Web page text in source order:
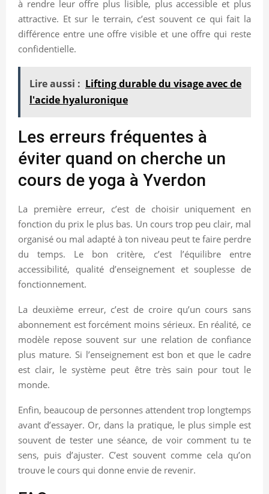
à rendre leur offre plus lisible, plus accessible et plus
attractive. Et sur le terrain, c’est souvent ce qui fait la
différence entre une offre visible et une offre qui reste
confidentielle.
Lire aussi : Lifting durable du visage avec de
l'acide hyaluronique
Les erreurs fréquentes à
éviter quand on cherche un
cours de yoga à Yverdon
La première erreur, c’est de choisir uniquement en
fonction du prix le plus bas. Un cours trop peu clair, mal
organisé ou mal adapté à ton niveau peut te faire perdre
du temps. Le bon critère, c’est l’équilibre entre
accessibilité, qualité d’enseignement et souplesse de
fonctionnement.
La deuxième erreur, c’est de croire qu’un cours sans
abonnement est forcément moins sérieux. En réalité, ce
modèle repose souvent sur une relation de confiance
plus mature. Si l’enseignement est bon et que le cadre
est clair, le système peut être très sain pour tout le
monde.
Enfin, beaucoup de personnes attendent trop longtemps
avant d’essayer. Or, dans la pratique, le plus simple est
souvent de tester une séance, de voir comment tu te
sens, puis d’ajuster. C’est souvent comme cela qu’on
trouve le cours qui donne envie de revenir.